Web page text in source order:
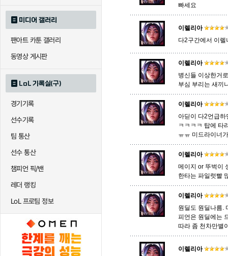
미디어 갤러리
팬아트 카툰 갤러리
동영상 게시판
LoL 기록실(구)
경기기록
선수기록
팀 통산
선수 통산
챔피언 픽/밴
레더 랭킹
LoL 프로팀 정보
직스 진 질리
카이사 카직스 카타리
퀸 크산테 클레
빠세요
이렐리아
다2구간에서 이
이렐리아
병신들 이상한거
부심 부리는 새끼
이렐리아
아딛이 다2언급
ㅋㅋㅋㅋ 탑에 타
ㅠㅠ 미드라이너
이렐리아
메이지 or 뚜벅이
한타는 파일럿빨
이렐리아
원딜도 원딜나름.
피언은 원딜에는
따라 좀 천차만별
이렐리아